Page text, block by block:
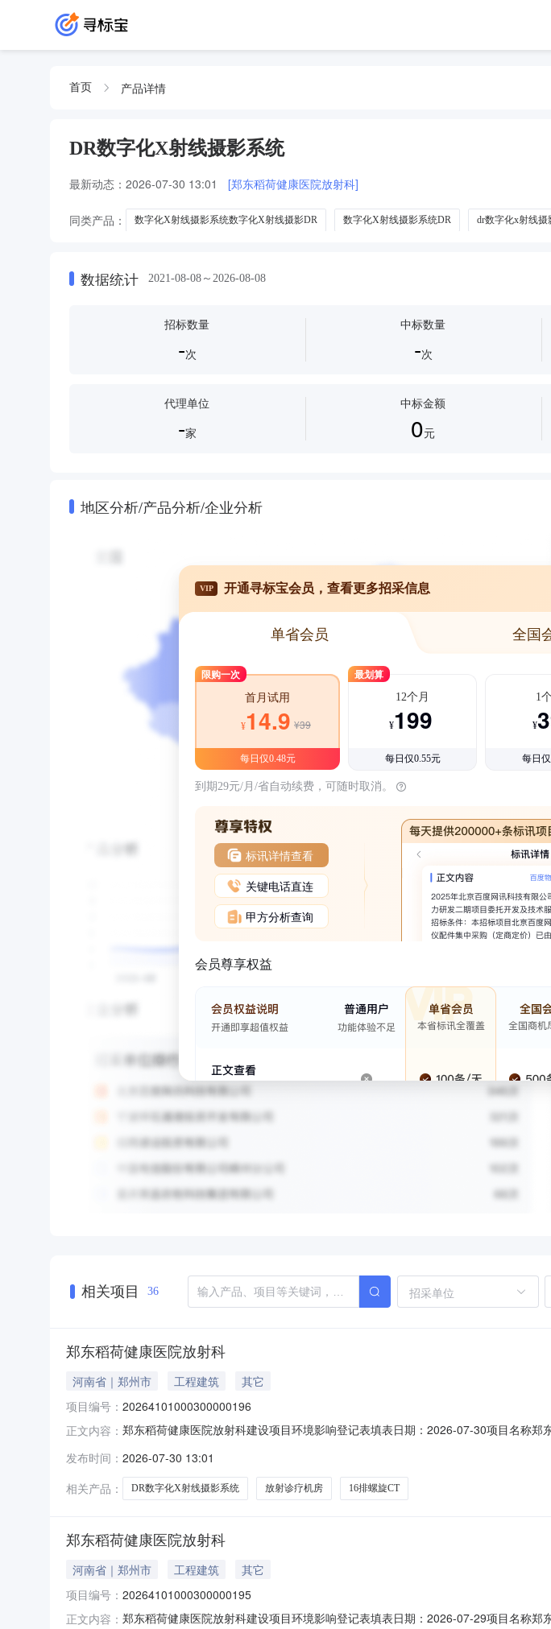
首页 产品详情
DR数字化X射线摄影系统
最新动态： 2026-07-30 13:01 [郑东稻荷健康医院放射科]
同类产品： 数字化X射线摄影系统数字化X射线摄影DR 数字化X射线摄影系统DR dr数字化x射线摄
数据统计 2021-08-08～2026-08-08
招标数量
-次
中标数量
-次
代理单位
-家
中标金额
0元
地区分析/产品分析/企业分析
VIP 开通寻标宝会员，查看更多招采信息
单省会员 全国
限购一次
首月试用
¥14.9 ¥39
每日仅0.48元
最划算
12个月
¥199
每日仅0.55元
1
¥
每日
到期29元/月/省自动续费，可随时取消。
标讯详情查看
关键电话直连
甲方分析查询
会员尊享权益
相关项目 36 招采单位
郑东稻荷健康医院放射科
河南省｜郑州市 工程建筑
其它
项目编号： 20264101000300000196
正文内容： 郑东稻荷健康医院放射科建设项目环境影响登记表填表日期：2026-07-30项目名称
元)238环保投资(万元)24拟投入生产运营日期2026-08-20建设性质扩建备案依据该项
1
发布时间： 2026-07-30 13:01
相关产品：
DR数字化X射线摄影系统 放射诊疗机房 16排螺旋CT
郑东稻荷健康医院放射科
河南省｜郑州市 工程建筑
其它
项目编号： 20264101000300000195
正文内容： 郑东稻荷健康医院放射科建设项目环境影响登记表填表日期：2026-07-29项目名称